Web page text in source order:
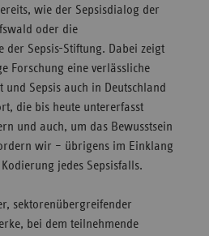
wie der Sepsisdialog der
oder die
der Sepsis-Stiftung. Dabei zeigt
Forschung eine verlässliche
Sepsis auch in Deutschland
die bis heute untererfasst
und auch, um das Bewusstsein
wir – übrigens im Einklang
jedes Sepsisfalls.
sektorenübergreifender
bei dem teilnehmende